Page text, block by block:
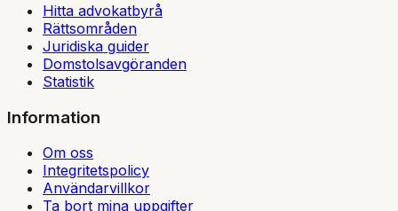
Hitta advokatbyrå
Rättsområden
Juridiska guider
Domstolsavgöranden
Statistik
Information
Om oss
Integritetspolicy
Användarvillkor
Ta bort mina uppgifter